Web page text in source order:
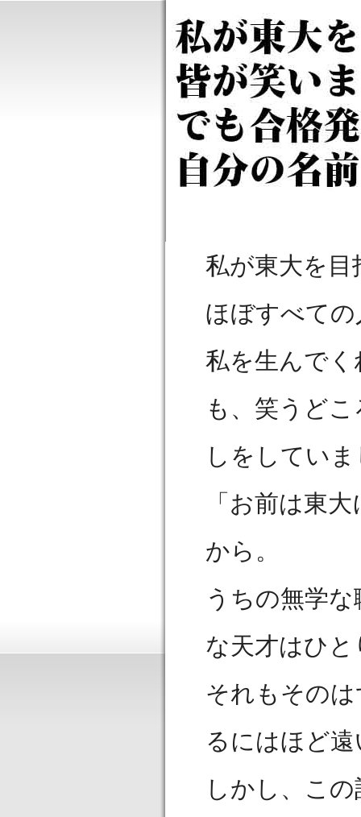
私が東大を目
ほぼすべて
私を生んで
も、笑うど
しをしてい
「お前は東
から。
うちの無学
な天才はひ
それもその
るにはほど
しかし、こ